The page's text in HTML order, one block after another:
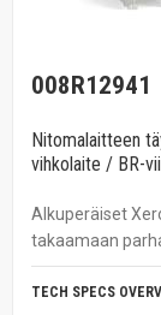
008R12941
Nitomalaitteen
vihkolaite / BR-
Alkuperäiset
takaamaan
TECH SPECS